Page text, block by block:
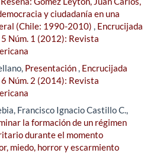
y ciudadanía en una
(Chile: 1990-2010) , Encrucijada
Núm. 1 (2012): Revista
Presentación, Encrucijada
Núm. 2 (2014): Revista
Francisco Ignacio Castillo C.,
la formación de un régimen
durante el momento
miedo, horror y escarmiento